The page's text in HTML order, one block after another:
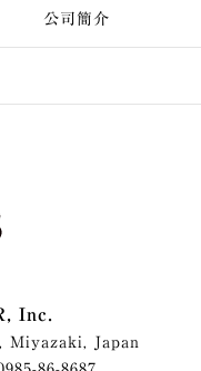
公司簡介
Inc.
Miyazaki, Japan